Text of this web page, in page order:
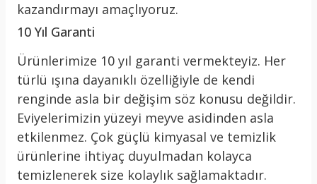
kazandırmayı amaçlıyoruz.
10 Yıl Garanti
Ürünlerimize 10 yıl garanti vermekteyiz. Her
türlü ışına dayanıklı özelliğiyle de kendi
renginde asla bir değişim söz konusu değildir.
Eviyelerimizin yüzeyi meyve asidinden asla
etkilenmez. Çok güçlü kimyasal ve temizlik
ürünlerine ihtiyaç duyulmadan kolayca
temizlenerek size kolaylık sağlamaktadır.